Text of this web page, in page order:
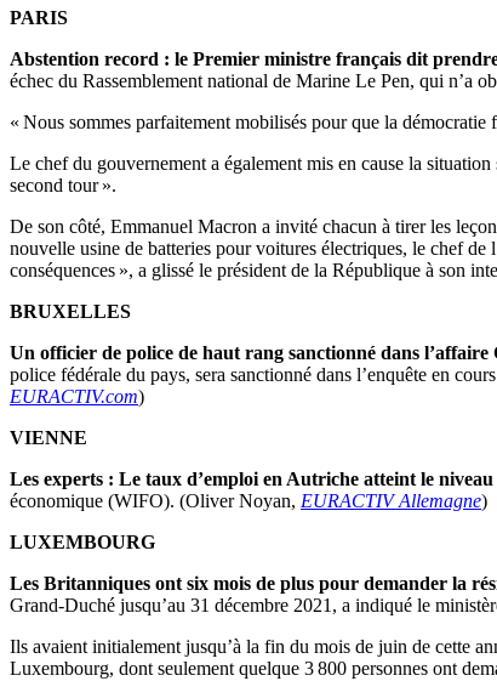
PARIS
Abstention record : le Premier ministre français dit
échec du Rassemblement national de Marine Le Pen, qui n’a
« Nous sommes parfaitement mobilisés pour que la
Le chef du gouvernement a également mis en cause la
second tour ».
De son côté, Emmanuel Macron a invité chacun à tirer les
nouvelle usine de batteries pour voitures électriques, le chef
conséquences », a glissé le président de la République à son
BRUXELLES
Un officier de police de haut rang sanctionné dans l’affaire
police fédérale du pays, sera sanctionné dans l’enquête en
EURACTIV.com)
VIENNE
Les experts : Le taux d’emploi en Autriche atteint le
économique (WIFO). (Oliver Noyan, EURACTIV Allemagne)
LUXEMBOURG
Les Britanniques ont six mois de plus pour demander la
Grand-Duché jusqu’au 31 décembre 2021, a indiqué le
Ils avaient initialement jusqu’à la fin du mois de juin de cette
Luxembourg, dont seulement quelque 3 800 personnes ont